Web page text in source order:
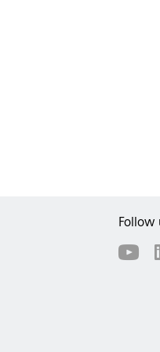
Follow